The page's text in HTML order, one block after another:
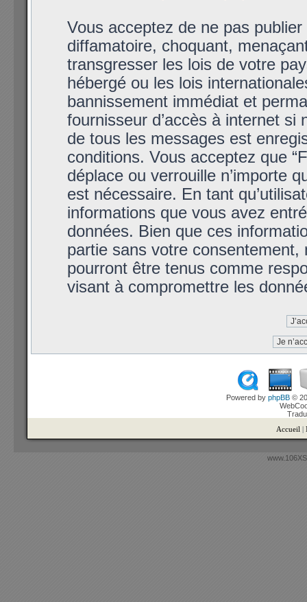
Vous acceptez de ne pas
diffamatoire, choquant,
transgresser les lois de votre
hébergé ou les lois
bannissement immédiat et
fournisseur d’accès à internet si
de tous les messages est
conditions. Vous acceptez que
déplace ou verrouille n’importe
est nécessaire. En tant
informations que vous avez
données. Bien que ces
partie sans votre consentement,
pourront être tenus comme
visant à compromettre les
Powered by phpBB ©
Accueil |